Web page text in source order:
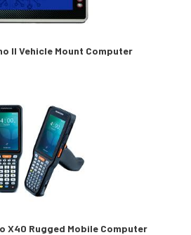
II Vehicle Mount Computer
X40 Rugged Mobile Computer